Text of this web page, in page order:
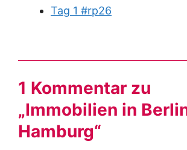
Tag 1 #rp26
1 Kommentar zu
„Immobilien in
Hamburg“